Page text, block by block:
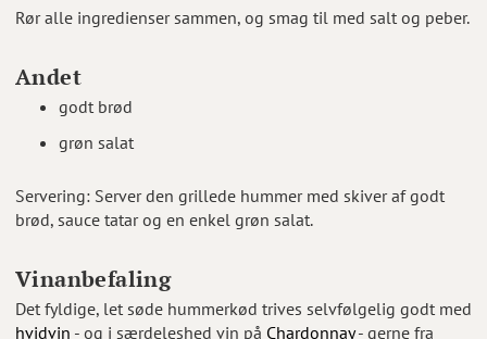
Rør alle ingredienser sammen, og smag til med salt og peber.
Andet
godt brød
grøn salat
Servering: Server den grillede hummer med skiver af godt
brød, sauce tatar og en enkel grøn salat.
Vinanbefaling
Det fyldige, let søde hummerkød trives selvfølgelig godt med
hvidvin - og i særdeleshed vin på Chardonnay- gerne fra